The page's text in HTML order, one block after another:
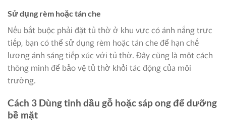
Sử dụng rèm hoặc tán che
Nếu bắt buộc phải đặt tủ thờ ở khu vực có ánh nắng trực
tiếp, bạn có thể sử dụng rèm hoặc tán che để hạn chế
lượng ánh sáng tiếp xúc với tủ thờ. Đây cũng là một cách
thông minh để bảo vệ tủ thờ khỏi tác động của môi
trường.
Cách 3 Dùng tinh dầu gỗ hoặc sáp ong để dưỡng
bề mặt